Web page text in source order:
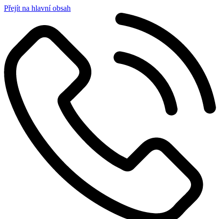
Přejít na hlavní obsah